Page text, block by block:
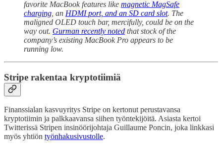
favorite MacBook features like magnetic MagSafe
charging , an HDMI port, and an SD card slot. The
maligned OLED touch bar, mercifully, could be on the
way out. Gurman recently noted that stock of the
company’s existing MacBook Pro appears to be
running low.
Stripe rakentaa kryptotiimiä
Finanssialan kasvuyritys Stripe on kertonut perustavansa
kryptotiimin ja palkkaavansa siihen työntekijöitä. Asiasta kertoi
Twitterissä Stripen insinöörijohtaja Guillaume Poncin, joka linkkasi
myös yhtiön työnhakusivustolle.